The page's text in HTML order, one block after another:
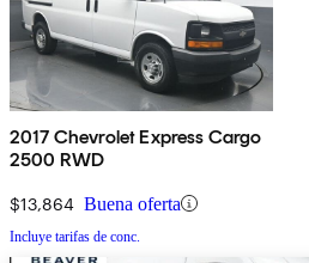
2017 Chevrolet Express Cargo
2500 RWD
$13,864 Buena oferta
Incluye tarifas de conc.